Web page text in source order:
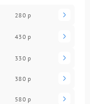
280 р
430 р
330 р
380 р
580 р